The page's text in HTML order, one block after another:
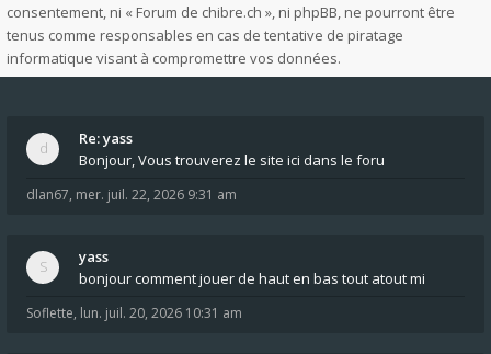
consentement, ni « Forum de chibre.ch », ni phpBB, ne pourront être
tenus comme responsables en cas de tentative de piratage
informatique visant à compromettre vos données.
Re: yass
Bonjour, Vous trouverez le site ici dans le foru
dlan67, mer. juil. 22, 2026 9:31 am
yass
bonjour comment jouer de haut en bas tout atout mi
Soflette, lun. juil. 20, 2026 10:31 am